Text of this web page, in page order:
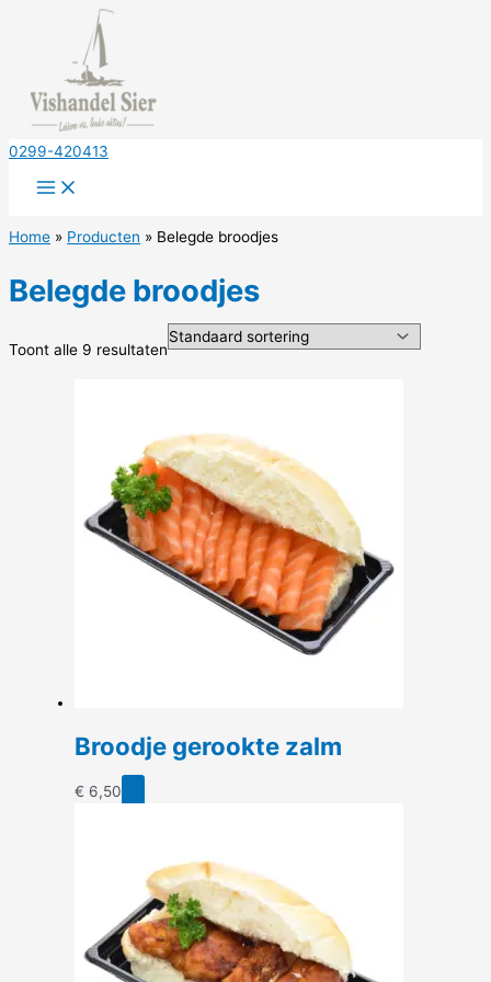
inhoud
0299-420413
Home Producten Belegde broodjes
Belegde broodjes
Toont alle 9 resultaten
Broodje gerookte zalm
€ 6,50